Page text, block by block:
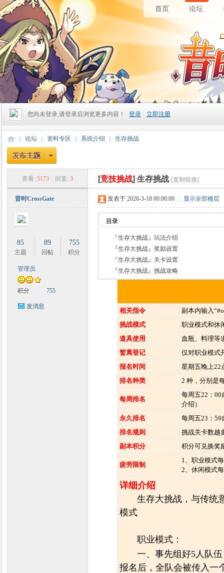
首页 论坛
您尚未登录,请登录后浏览更多内容！ 登录 立即注册
论坛
›
资料专区
›
系统介绍
›
生存挑战
查看: 5173 回复: 3 [竞技挑战] 生存挑战 [复制链接]
昔时CrossGate
85
主题
89
回帖
755
积分
管理员
积分 755
发消息
发表于 2026-3-18 00:00:00 显示全部楼层
目录
『生存大挑战』玩法介绍
『生存大挑战』奖励设置
『生存大挑战』关卡设置
『生存大挑战』挑战攻略
相关指令
副本内输入
挑战模式
职业模式和休
道具使用
血瓶、料理等
暂离登记
仅对职业模式
报名时间
星期五晚上22
排名种类
2 种，分别是
每周排名
每周五22：00
介绍）
永久排名
每周五23：59
排名规则
挑战关卡数越
副本积分
积分可兑换奖
疲劳限制
1、职业模式
2、休闲模式
详细介绍
生存大挑战，与传统意
模式
职业模式：
一、事先组好5人队
报名后，全队会被传入一